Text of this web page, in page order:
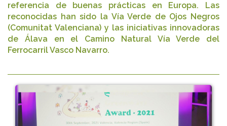
referencia de buenas prácticas en Europa. Las
reconocidas han sido la Vía Verde de Ojos Negros
(Comunitat Valenciana) y las iniciativas innovadoras
de Álava en el Camino Natural Vía Verde del
Ferrocarril Vasco Navarro.